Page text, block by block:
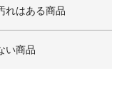
れはある商品
い商品